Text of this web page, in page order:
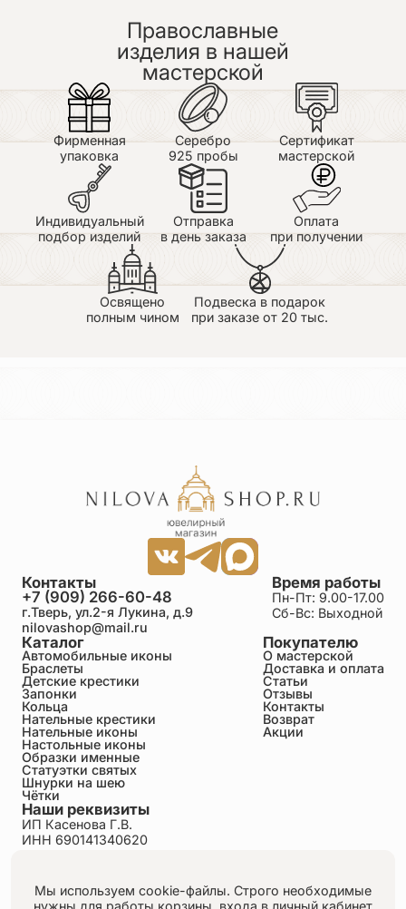
Православные
изделия в нашей
мастерской
Фирменная
упаковка
Серебро
925 пробы
Сертификат
мастерской
Индивидуальный
подбор изделий
Отправка
в день заказа
Оплата
при получении
Освящено
полным чином
Подвеска в подарок
при заказе от 20 тыс.
Каталог
Автомобильные иконы
Браслеты
Детские крестики
Запонки
Кольца
Нательные крестики
Нательные иконы
Настольные иконы
Образки именные
Статуэтки святых
Шнурки на шею
Чётки
Покупателю
О мастерской
Доставка и оплата
Статьи
Отзывы
Контакты
Возврат
Акции
Время работы
Пн-Пт: 9.00-17.00
Сб-Вс: Выходной
Контакты
+7 (909) 266-60-48
г.Тверь, ул.2-я Лукина, д.9
nilovashop@mail.ru
Наши реквизиты
ИП Касенова Г.В.
ИНН 690141340620
Пользовательское соглашение
Публичная оферта
Мы используем cookie-файлы. Строго необходимые
нужны для работы корзины, входа в личный кабинет